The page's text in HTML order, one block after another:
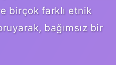
birçok farklı etnik
bağımsız bir